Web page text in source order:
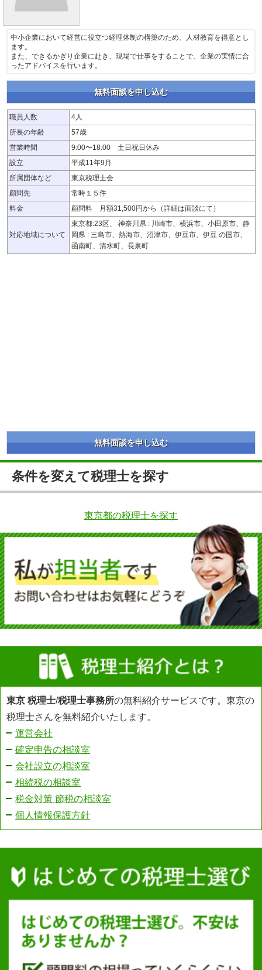
中小企業において経営に役立つ経理体制の構築のため、人材教育を得意とし
ます。
また、できるかぎり企業に赴き、現場で仕事をすることで、企業の実情に合
ったアドバイスを行います。
無料面談を申し込む
職員人数
4人
所長の年齢
57歳
営業時間
9:00〜18:00 土日祝日休み
設立
平成11年9月
所属団体など
東京税理士会
顧問先
常時１５件
料金
顧問料 月額31,500円から（詳細は面談にて）
対応地域について
東京都:23区、 神奈川県 : 川崎市、横浜市、小田原市、静
岡県 : 三島市、熱海市、沼津市、伊豆市、伊豆 の国市、
函南町、清水町、長泉町
無料面談を申し込む
条件を変えて税理士を探す
東京都の税理士を探す
東京 税理士/税理士事務所の無料紹介サービスです。東京の
税理士さんを無料紹介いたします。
運営会社
確定申告の相談室
会社設立の相談室
相続税の相談室
税金対策 節税の相談室
個人情報保護方針